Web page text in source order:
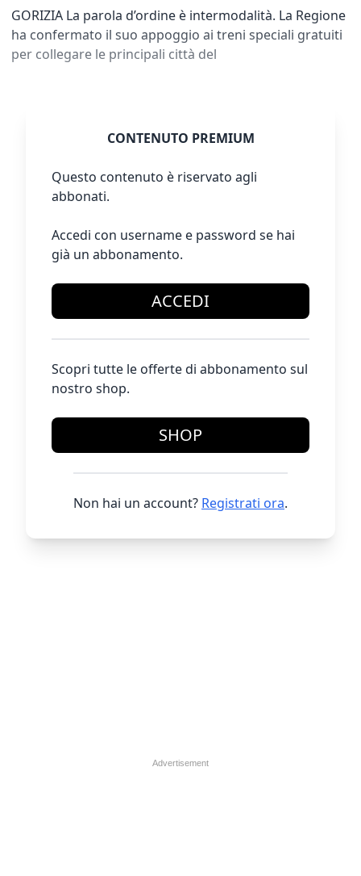
GORIZIA La parola d’ordine è intermodalità. La Regione
ha confermato il suo appoggio ai treni speciali gratuiti
per collegare le principali città del
CONTENUTO PREMIUM
Questo contenuto è riservato agli
abbonati.
Accedi con username e password se hai
già un abbonamento.
ACCEDI
Scopri tutte le offerte di abbonamento sul
nostro shop.
SHOP
Non hai un account? Registrati ora.